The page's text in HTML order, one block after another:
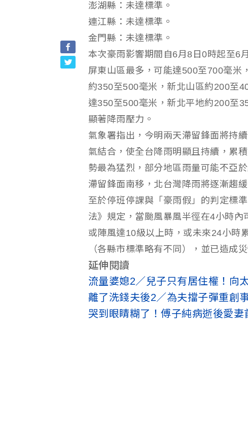
澎湖縣：未達標準。
連江縣：未達標準。
金門縣：未達標準。
本次豪雨影響期間自6月8日0時起至6
屏東山區最多，可能達500至700毫米
約350至500毫米，新北山區約200至
達350至500毫米，新北平地約200至
顯著降雨壓力。
氣象署指出，今明兩天滯留鋒面將持
氣結合，使全台降雨明顯且持續，累
勢最為猛烈，部分地區雨量可能不亞
滯留鋒面南移，北台灣降雨將逐漸趨
至於停班停課與「豪雨假」的判定標
法》規定，當颱風暴風半徑在4小時
或陣風達10級以上時，或未來24小時
（各縣市標準略有不同），並已造成
延伸閱讀
流量婆媳2／兒子只有居住權！向
離了洗錢夫後2／為夫擋子彈重創
哭到眼睛糊了！傅子純病逝後愛